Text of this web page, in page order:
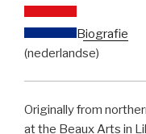
Biografie
(nederlandse)
Originally from
at the Beaux Arts in